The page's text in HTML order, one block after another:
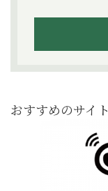
おすすめのサイト